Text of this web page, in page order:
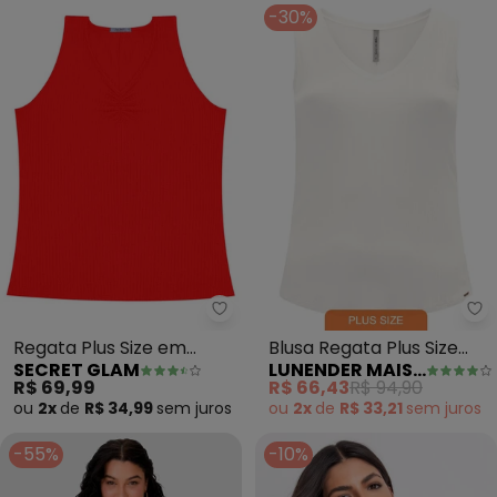
Secret Glam - Regata Plus
Regata Plus Size em
Ribana Canelada
(Laranja)
SECRET GLAM
R$ 69,99
ou 2x de R$ 34,99 sem juros
-30%
Blusa Regata Plus Size
com Decote em V
(Branco)
LUNENDER MAIS MULHER
R$ 66,43R$ 94,90
ou 2x de R$ 33,21 sem juros
-55% -10%